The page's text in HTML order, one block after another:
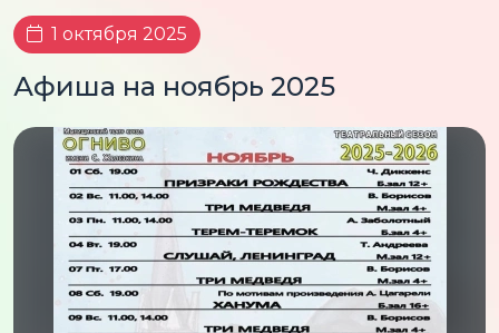
1 октября 2025
Афиша на ноябрь 2025